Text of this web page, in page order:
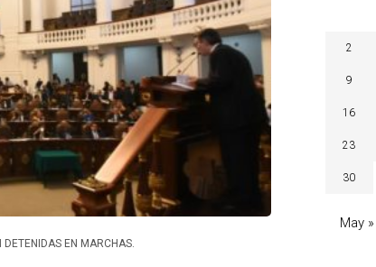
EN MARCHAS.
2
9
16
23
30
May »